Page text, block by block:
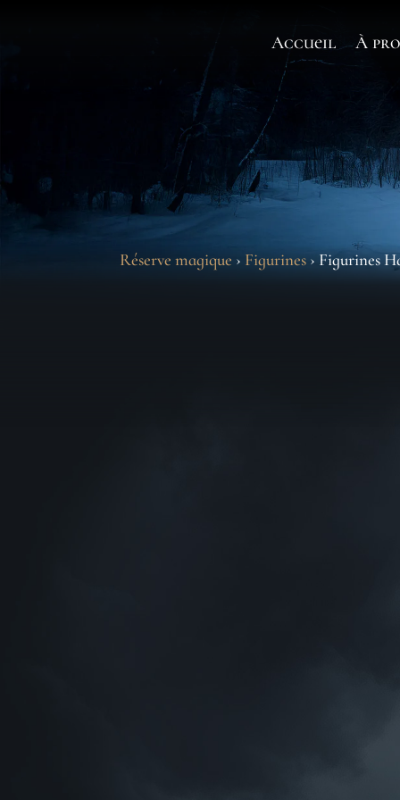
Accueil À
Réserve magique › Figurines› Figurines